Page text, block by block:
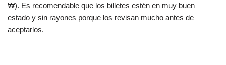
₩). Es recomendable que los billetes estén en muy buen
estado y sin rayones porque los revisan mucho antes de
aceptarlos.